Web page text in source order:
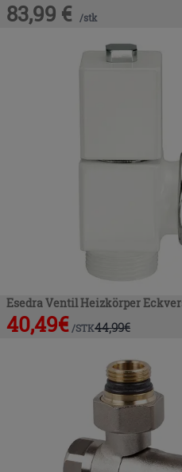
83,99 € /stk
Esedra Ventil Heizkörper
40,49€ /STK44,99€